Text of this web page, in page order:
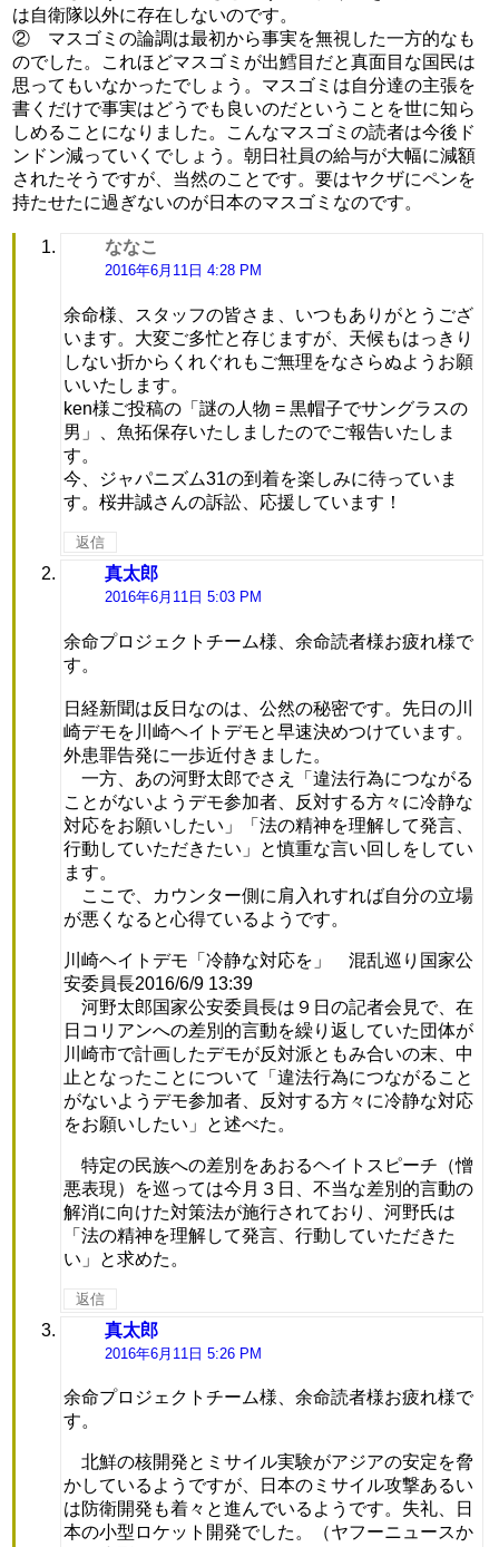
は自衛隊以外に存在しないのです。
② マスゴミの論調は最初から事実を無視した一方的なも
のでした。これほどマスゴミが出鱈目だと真面目な国民は
思ってもいなかったでしょう。マスゴミは自分達の主張を
書くだけで事実はどうでも良いのだということを世に知ら
しめることになりました。こんなマスゴミの読者は今後ド
ンドン減っていくでしょう。朝日社員の給与が大幅に減額
されたそうですが、当然のことです。要はヤクザにペンを
持たせたに過ぎないのが日本のマスゴミなのです。
ななこ
り:
2016年6月11日 4:28 PM
余命様、スタッフの皆さま、いつもありがとうござ
います。大変ご多忙と存じますが、天候もはっきり
しない折からくれぐれもご無理をなさらぬようお願
いいたします。
ken様ご投稿の「謎の人物 = 黒帽子でサングラスの
男」、魚拓保存いたしましたのでご報告いたしま
す。
今、ジャパニズム31の到着を楽しみに待っていま
す。桜井誠さんの訴訟、応援しています！
返信
真太郎よ
り:
2016年6月11日 5:03 PM
余命プロジェクトチーム様、余命読者様お疲れ様で
す。
日経新聞は反日なのは、公然の秘密です。先日の川
崎デモを川崎ヘイトデモと早速決めつけています。
外患罪告発に一歩近付きました。
一方、あの河野太郎でさえ「違法行為につながる
ことがないようデモ参加者、反対する方々に冷静な
対応をお願いしたい」「法の精神を理解して発言、
行動していただきたい」と慎重な言い回しをしてい
ます。
ここで、カウンター側に肩入れすれば自分の立場
が悪くなると心得ているようです。
川崎ヘイトデモ「冷静な対応を」 混乱巡り国家公
安委員長2016/6/9 13:39
河野太郎国家公安委員長は９日の記者会見で、在
日コリアンへの差別的言動を繰り返していた団体が
川崎市で計画したデモが反対派ともみ合いの末、中
止となったことについて「違法行為につながること
がないようデモ参加者、反対する方々に冷静な対応
をお願いしたい」と述べた。
特定の民族への差別をあおるヘイトスピーチ（憎
悪表現）を巡っては今月３日、不当な差別的言動の
解消に向けた対策法が施行されており、河野氏は
「法の精神を理解して発言、行動していただきた
い」と求めた。
返信
真太郎よ
り:
2016年6月11日 5:26 PM
余命プロジェクトチーム様、余命読者様お疲れ様で
す。
北鮮の核開発とミサイル実験がアジアの安定を脅
かしているようですが、日本のミサイル攻撃あるい
は防衛開発も着々と進んでいるようです。失礼、日
本の小型ロケット開発でした。（ヤフーニュースか